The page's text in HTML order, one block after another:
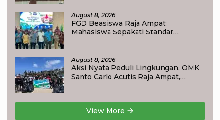
August 8, 2026
FGD Beasiswa Raja Ampat:
Mahasiswa Sepakati Standar
August 8, 2026
Aksi Nyata Peduli Lingkungan, OMK
Santo Carlo Acutis Raja Ampat,
View More